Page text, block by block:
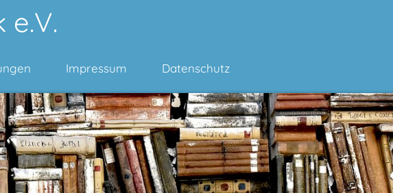
Impressum Datenschutz